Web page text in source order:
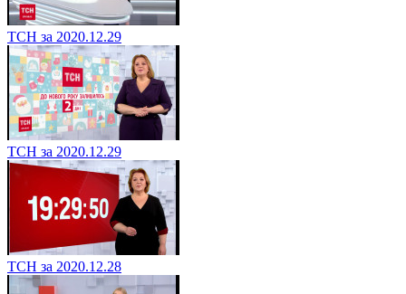
ТСН за 2020.12.29
ТСН за 2020.12.29
ТСН за 2020.12.28